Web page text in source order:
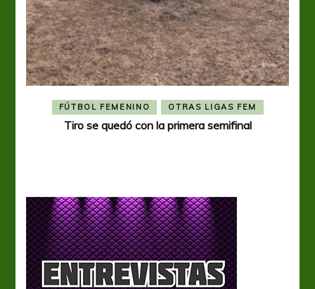
FÚTBOL FEMENINO OTRAS LIGAS FEM
Tiro se quedó con la primera semifinal